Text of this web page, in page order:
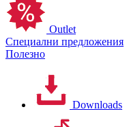
Outlet
Специални предложения
Полезно
Downloads